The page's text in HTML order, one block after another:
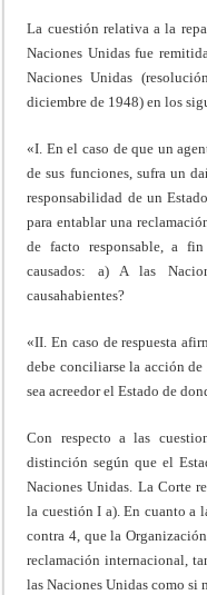
La cuestión relativa a la
Naciones Unidas fue
Naciones Unidas
diciembre de 1948) en los
«I. En el caso de que un
de sus funciones, sufra un
responsabilidad de un
para entablar una
de facto responsable, a
causados: a) A las
causahabientes?
«II. En caso de respuesta
debe conciliarse la acción
sea acreedor el Estado de
Con respecto a las
distinción según que el
Naciones Unidas. La Corte
la cuestión I a). En cuanto a
contra 4, que la
reclamación internacional,
las Naciones Unidas como si